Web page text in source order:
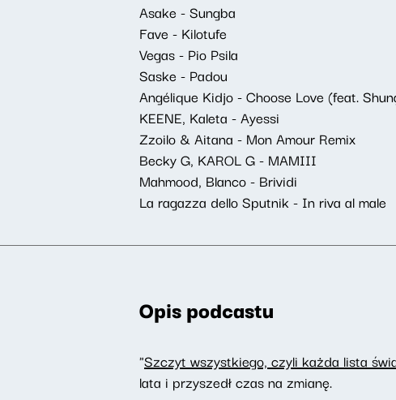
Asake - Sungba
Fave - Kilotufe
Vegas - Pio Psila
Saske - Padou
Angélique Kidjo - Choose Love (feat.
KEENE, Kaleta - Ayessi
Zzoilo & Aitana - Mon Amour Remix
Becky G, KAROL G - MAMIII
Mahmood, Blanco - Brividi
La ragazza dello Sputnik - In riva al male
Opis podcastu
"Szczyt wszystkiego, czyli każda lista
lata i przyszedł czas na zmianę.